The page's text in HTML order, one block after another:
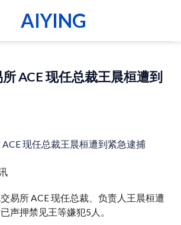
ACE 现任总裁王晨桓遭到
易所 ACE 现任总裁、负责人王晨桓遭
声押禁见王等嫌犯5人。